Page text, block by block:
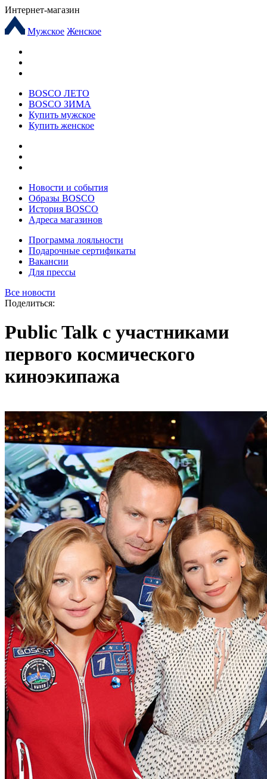
Интернет-магазин
Мужское Женское
BOSCO ЛЕТО
BOSCO ЗИМА
Купить мужское
Купить женское
Новости и события
Образы BOSCO
История BOSCO
Адреса магазинов
Программа лояльности
Подарочные сертификаты
Вакансии
Для прессы
Все новости
Поделиться:
Public Talk с участниками
первого космического
киноэкипажа